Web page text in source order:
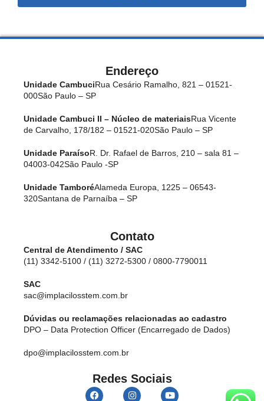
Endereço
Unidade CambuciRua Cesário Ramalho, 821 – 01521-
000São Paulo – SP
Unidade Cambuci II – Núcleo de materiaisRua Vicente
de Carvalho, 178/182 – 01521-020São Paulo – SP
Unidade ParaísoR. Dr. Rafael de Barros, 210 – sala 81 –
04003-042São Paulo -SP
Unidade TamboréAlameda Europa, 1225 – 06543-
320Santana de Parnaíba – SP
Contato
Central de Atendimento / SAC
(11) 3342-5100 / (11) 3272-5300 / 0800-7790011
SAC
sac@implacilosstem.com.br
Dúvidas ou reclamações relacionadas ao cadastro
DPO – Data Protection Officer (Encarregado de Dados)
dpo@implacilosstem.com.br
Redes Sociais